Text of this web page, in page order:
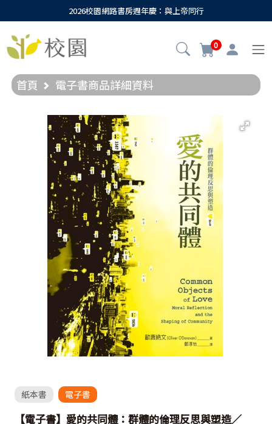
2026校園網路書房週年慶：與上帝同行
0
首頁 電子書商品詳細資料
紙本書 電子書
【電子書】愛的共同體：群體的倫理反思與塑造／